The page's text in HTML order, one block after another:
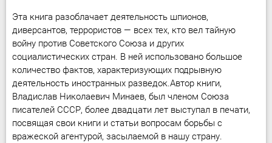
Эта книга разоблачает деятельность шпионов,
диверсантов, террористов — всех тех, кто вел тайную
войну против Советского Союза и других
социалистических стран. В ней использовано большое
количество фактов, характеризующих подрывную
деятельность иностранных разведок.Автор книги,
Владислав Николаевич Минаев, был членом Союза
писателей СССР, более двадцати лет выступал в печати,
посвящая свои книги и статьи вопросам борьбы с
вражеской агентурой, засылаемой в нашу страну.